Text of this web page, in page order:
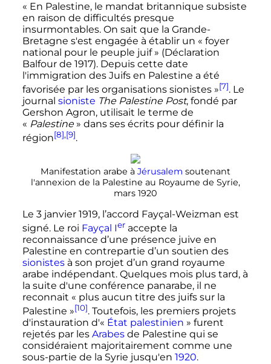
« En Palestine, le mandat britannique subsiste
en raison de difficultés presque
insurmontables. On sait que la Grande-
Bretagne s'est engagée à établir un « foyer
national pour le peuple juif » (Déclaration
Balfour de 1917). Depuis cette date
l'immigration des Juifs en Palestine a été
favorisée par les organisations sionistes »[7]. Le
journal sioniste The Palestine Post, fondé par
Gershon Agron, utilisait le terme de
« Palestine » dans ses écrits pour définir la
région[8],[9].
Manifestation arabe à Jérusalem soutenant
l'annexion de la Palestine au Royaume de Syrie,
mars 1920
Le 3 janvier 1919, l’accord Fayçal-Weizman est
signé. Le roi Fayçal Ieraccepte la
reconnaissance d’une présence juive en
Palestine en contrepartie d’un soutien des
sionistesà son projet d’un grand royaume
arabe indépendant. Quelques mois plus tard, à
la suite d'une conférence panarabe, il ne
reconnait « plus aucun titre des juifs sur la
Palestine »[10]. Toutefois, les premiers projets
d'instauration d'« État palestinien » furent
rejetés par les Arabesde Palestine qui se
considéraient majoritairement comme une
sous-partie de la Syrie jusqu'en 1920.